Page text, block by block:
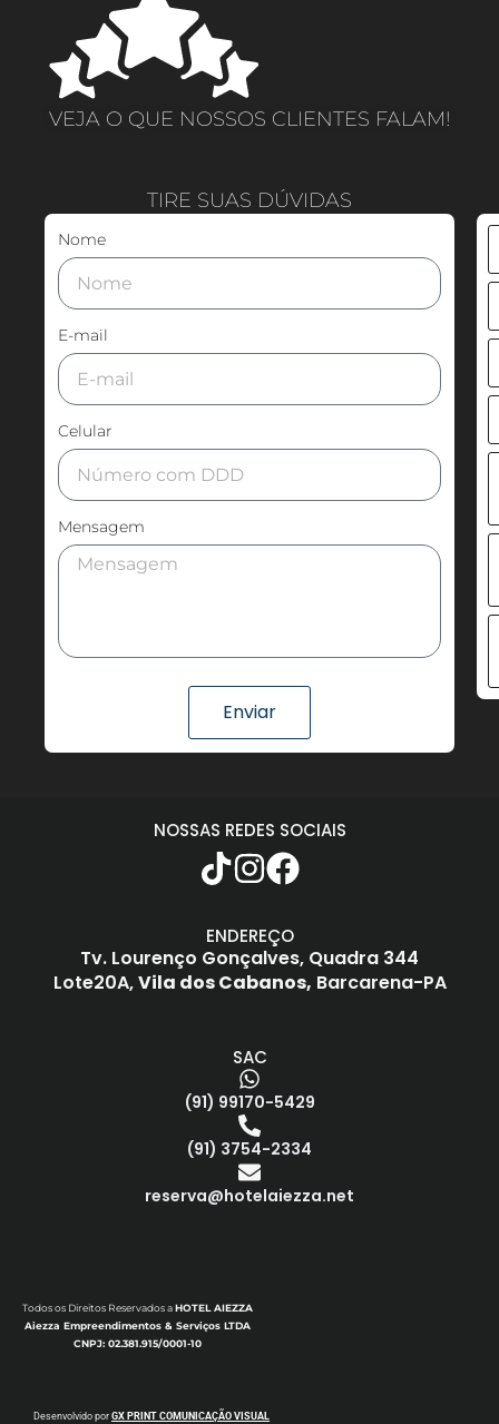
VEJA O QUE NOSSOS CLIENTES FALAM!
TIRE SUAS DÚVIDAS
Nome
E-mail
Celular
Mensagem
Enviar
SAC
(91) 99170-5429
(91) 3754-2334
reserva@hotelaiezza.net
ENDEREÇO
Tv. Lourenço Gonçalves, Quadra 344
Lote20A,Vila dos Cabanos, Barcarena-PA
NOSSAS REDES SOCIAIS
Desenvolvido por GX PRINT COMUNICAÇÃO VISUAL
Todos os Direitos Reservados aHOTEL AIEZZA
Aiezza Empreendimentos & Serviços LTDA
CNPJ: 02.381.915/0001-10